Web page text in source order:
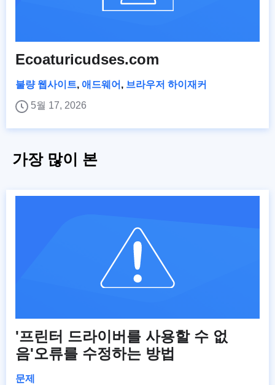
Ecoaturicudses.com
불량 웹사이트, 애드웨어 , 브라우저 하이재커
5월 17, 2026
가장 많이 본
'프린터 드라이버를 사용할 수 없
음'오류를 수정하는 방법
문제